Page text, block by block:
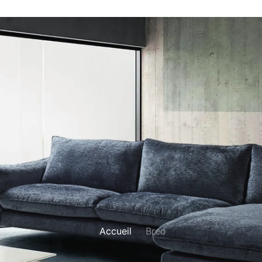
Accueil »Breo